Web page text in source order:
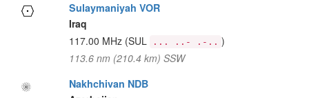
Sulaymaniyah VOR
Iraq
117.00 MHz (SUL ... ..- .-.. )
113.6 nm (210.4 km) SSW
Nakhchivan NDB